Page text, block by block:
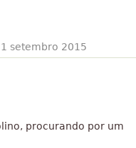
1 setembro 2015
procurando por um